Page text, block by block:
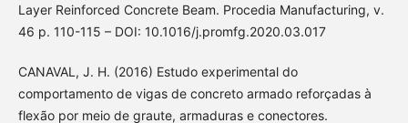
Layer Reinforced Concrete Beam. Procedia Manufacturing, v.
46 p. 110-115 – DOI: 10.1016/j.promfg.2020.03.017
CANAVAL, J. H. (2016) Estudo experimental do
comportamento de vigas de concreto armado reforçadas à
flexão por meio de graute, armaduras e conectores.